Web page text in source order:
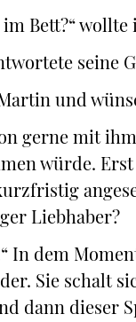
Bett?“
seine
und
gerne mit
würde.
Liebhaber?
In dem
Sie schalt
dann dieser